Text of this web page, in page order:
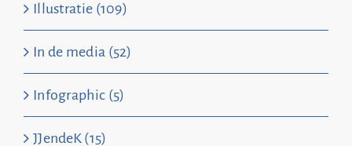
Illustratie (109)
In de media (52)
Infographic (5)
JJendeK (15)